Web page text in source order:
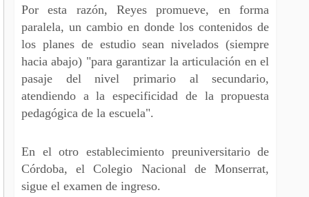
Por esta razón, Reyes promueve, en forma
paralela, un cambio en donde los contenidos de
los planes de estudio sean nivelados (siempre
hacia abajo) "para garantizar la articulación en el
pasaje del nivel primario al secundario,
atendiendo a la especificidad de la propuesta
pedagógica de la escuela".
En el otro establecimiento preuniversitario de
Córdoba, el Colegio Nacional de Monserrat,
sigue el examen de ingreso.